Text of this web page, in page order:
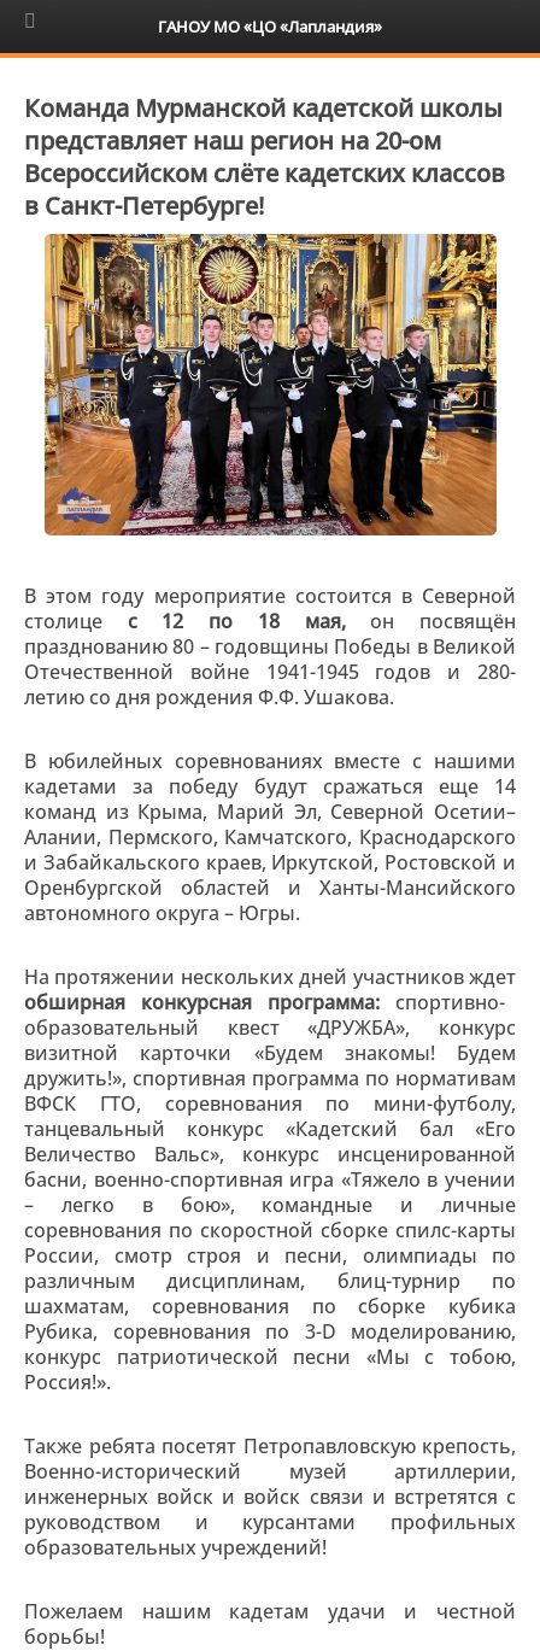
6+
Команда Мурманской кадетской школы
представляет наш регион на 20-ом
Всероссийском слёте кадетских классов
в Санкт-Петербурге!
В этом году мероприятие состоится в Северной
столице с 12 по 18 мая,он посвящён
празднованию 80 – годовщины Победы в Великой
Отечественной войне 1941-1945 годов и 280-
летию со дня рождения Ф.Ф. Ушакова.
В юбилейных соревнованиях вместе с нашими
кадетами за победу будут сражаться еще 14
команд из Крыма, Марий Эл, Северной Осетии–
Алании, Пермского, Камчатского, Краснодарского
и Забайкальского краев, Иркутской, Ростовской и
Оренбургской областей и Ханты-Мансийского
автономного округа – Югры.
На протяжении нескольких дней участников ждет
обширная конкурсная программа: спортивно-
образовательный квест «ДРУЖБА», конкурс
визитной карточки «Будем знакомы! Будем
дружить!», спортивная программа по нормативам
ВФСК ГТО, соревнования по мини-футболу,
танцевальный конкурс «Кадетский бал «Его
Величество Вальс», конкурс инсценированной
басни, военно-спортивная игра «Тяжело в учении
– легко в бою», командные и личные
соревнования по скоростной сборке спилс-карты
России, смотр строя и песни, олимпиады по
различным дисциплинам, блиц-турнир по
шахматам, соревнования по сборке кубика
Рубика, соревнования по 3-D моделированию,
конкурс патриотической песни «Мы с тобою,
Россия!».
Также ребята посетят Петропавловскую крепость,
Военно-исторический музей артиллерии,
инженерных войск и войск связи и встретятся с
руководством и курсантами профильных
образовательных учреждений!
Пожелаем нашим кадетам удачи и честной
борьбы!
ГАНОУ МО «ЦО «Лапландия»